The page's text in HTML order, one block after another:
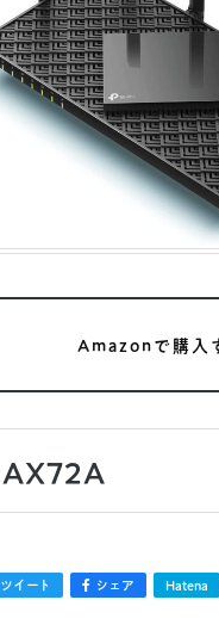
Amazonで購入
AX72A
ツイート シェア Hatena